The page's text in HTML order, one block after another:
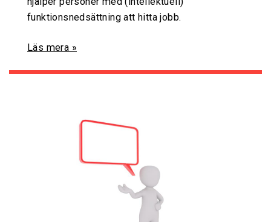
funktionsnedsättning att hitta jobb.
Läs mera »